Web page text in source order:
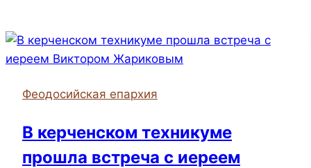
отделения
партии
России»
класс
по
Феодосийская епархия
В керченском техникуме
прошла встреча с иереем